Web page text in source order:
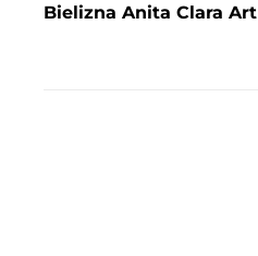
Bielizna Anita Clara Art